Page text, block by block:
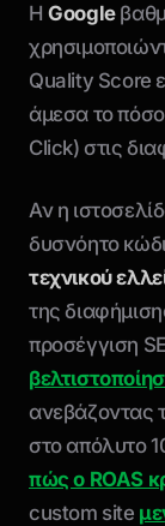
ΗGoogle
Quality Score
άμεσα το
Click) στις
Αν η
δυσνόητο
τεχνικού
της
προσέγγιση
ανεβάζοντας
στο απόλυτο
πώς ο ROAS
custom site